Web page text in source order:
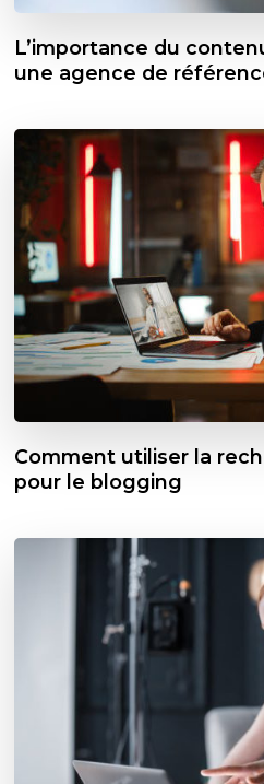
L’importance du
une agence de
Comment utiliser la
pour le blogging